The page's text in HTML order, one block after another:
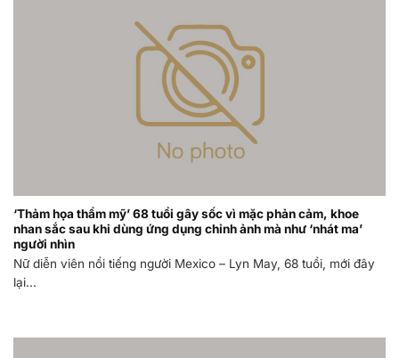
‘Thảm họa thẩm mỹ’ 68 tuổi gây sốc vì mặc phản cảm, khoe
nhan sắc sau khi dùng ứng dụng chỉnh ảnh mà như ‘nhát ma’
người nhìn
Nữ diễn viên nổi tiếng người Mexico – Lyn May, 68 tuổi, mới đây
lại...